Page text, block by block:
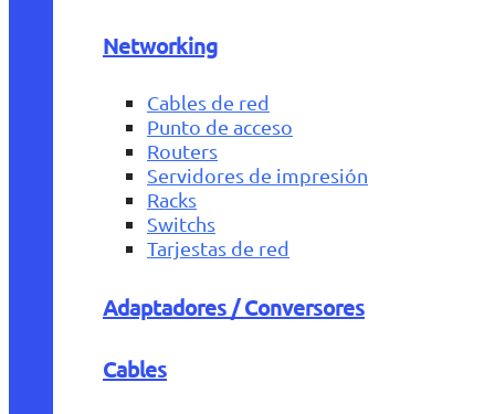
Networking
Cables de red
Punto de acceso
Routers
Servidores de impresión
Racks
Switchs
Tarjestas de red
Adaptadores / Conversores
Cables